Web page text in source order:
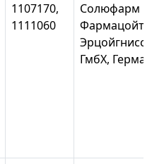
1107170,
1111060
Солюфарм
Эрцойгниссе
ГмбХ,